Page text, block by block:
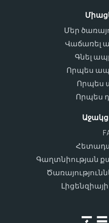
Մեր
Վաճառել
Գնել
Որպես
Որպես
Որպես
Գաղտնիության